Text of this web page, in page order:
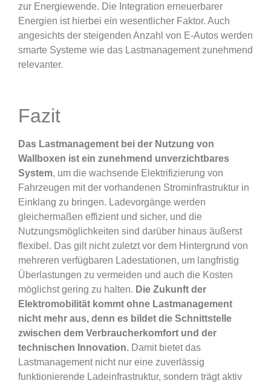
zur Energiewende. Die Integration erneuerbarer
Energien ist hierbei ein wesentlicher Faktor. Auch
angesichts der steigenden Anzahl von E-Autos werden
smarte Systeme wie das Lastmanagement zunehmend
relevanter.
Fazit
Das Lastmanagement bei der Nutzung von
Wallboxen ist ein zunehmend unverzichtbares
System, um die wachsende Elektrifizierung von
Fahrzeugen mit der vorhandenen Strominfrastruktur in
Einklang zu bringen. Ladevorgänge werden
gleichermaßen effizient und sicher, und die
Nutzungsmöglichkeiten sind darüber hinaus äußerst
flexibel. Das gilt nicht zuletzt vor dem Hintergrund von
mehreren verfügbaren Ladestationen, um langfristig
Überlastungen zu vermeiden und auch die Kosten
möglichst gering zu halten. Die Zukunft der
Elektromobilität kommt ohne Lastmanagement
nicht mehr aus, denn es bildet die Schnittstelle
zwischen dem Verbraucherkomfort und der
technischen Innovation. Damit bietet das
Lastmanagement nicht nur eine zuverlässig
funktionierende Ladeinfrastruktur, sondern trägt aktiv